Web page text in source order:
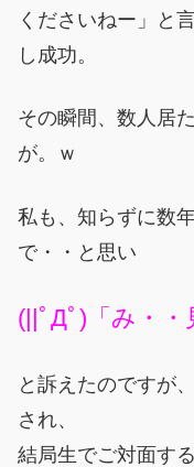
くださいねー」と
し成功。
その瞬間、数人居
が。ｗ
私も、知らずに数
で・・と思い
(||ﾟДﾟ)「み・・
と訴えたのですが
され、
結局生でご対面す